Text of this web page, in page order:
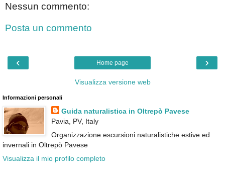
Nessun commento:
Posta un commento
‹ ›
Home page
Visualizza versione web
Informazioni personali
Guida naturalistica in Oltrepò Pavese
Pavia, PV, Italy
Organizzazione escursioni naturalistiche estive ed
invernali in Oltrepò Pavese
Visualizza il mio profilo completo